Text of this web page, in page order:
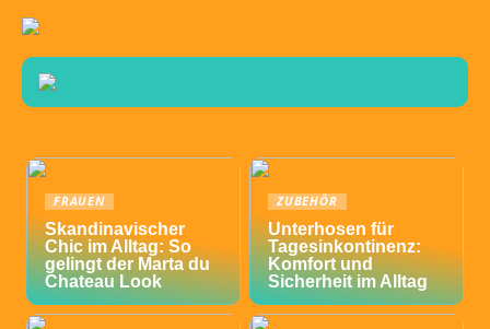
FRAUEN
Skandinavischer
Chic im Alltag: So
gelingt der Marta du
Chateau Look
ZUBEHÖR
Unterhosen für
Tagesinkontinenz:
Komfort und
Sicherheit im Alltag